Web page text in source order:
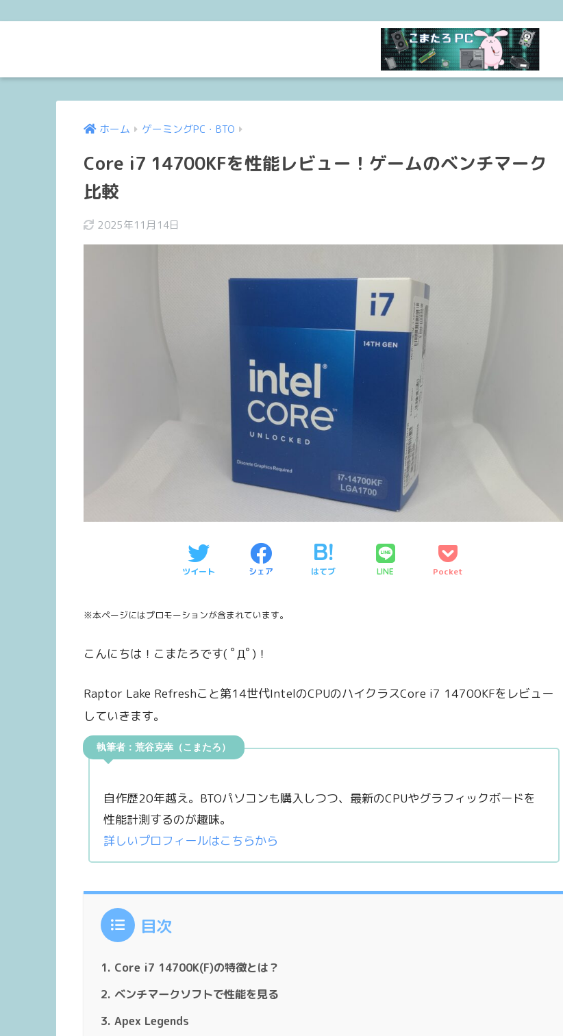
ホーム ゲーミングPC・BTO
Core i7 14700KFを性能レビュー！ゲームのベンチマーク
比較
2025年11月14日
ツイート シェア はてブ LINE Pocket
※本ページにはプロモーションが含まれています。
こんにちは！こまたろです( ﾟДﾟ)！
Raptor Lake Refreshこと第14世代IntelのCPUのハイクラスCore i7 14700KFをレビュー
していきます。
執筆者：荒谷克幸（こまたろ）
自作歴20年越え。BTOパソコンも購入しつつ、最新のCPUやグラフィックボードを
性能計測するのが趣味。
詳しいプロフィールはこちらから
目次
Core i7 14700K(F)の特徴とは？
ベンチマークソフトで性能を見る
Apex Legends